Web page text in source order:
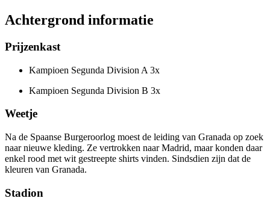
Achtergrond informatie
Prijzenkast
Kampioen Segunda Division A 3x
Kampioen Segunda Division B 3x
Weetje
Na de Spaanse Burgeroorlog moest de leiding van Granada op zoek
naar nieuwe kleding. Ze vertrokken naar Madrid, maar konden daar
enkel rood met wit gestreepte shirts vinden. Sindsdien zijn dat de
kleuren van Granada.
Stadion